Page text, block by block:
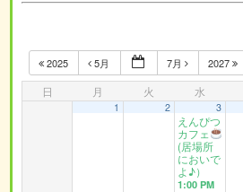
2025 5月 7月 2027
日 月 火 水
1 2 3
えんぴつ
カフェ
(居場所
においで
よ♪）
1:00 PM